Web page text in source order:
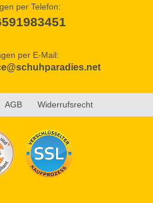
per Telefon:
per E-Mail:
AGB Widerrufsrecht